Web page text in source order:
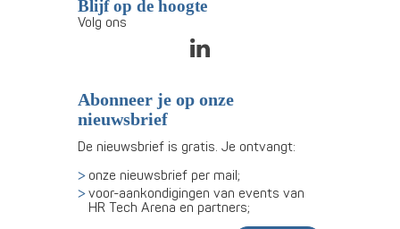
Blijf op de hoogte
Volg ons
Abonneer je op onze
nieuwsbrief
De nieuwsbrief is gratis. Je ontvangt:
onze nieuwsbrief per mail;
voor-aankondigingen van events van
HR Tech Arena en partners;